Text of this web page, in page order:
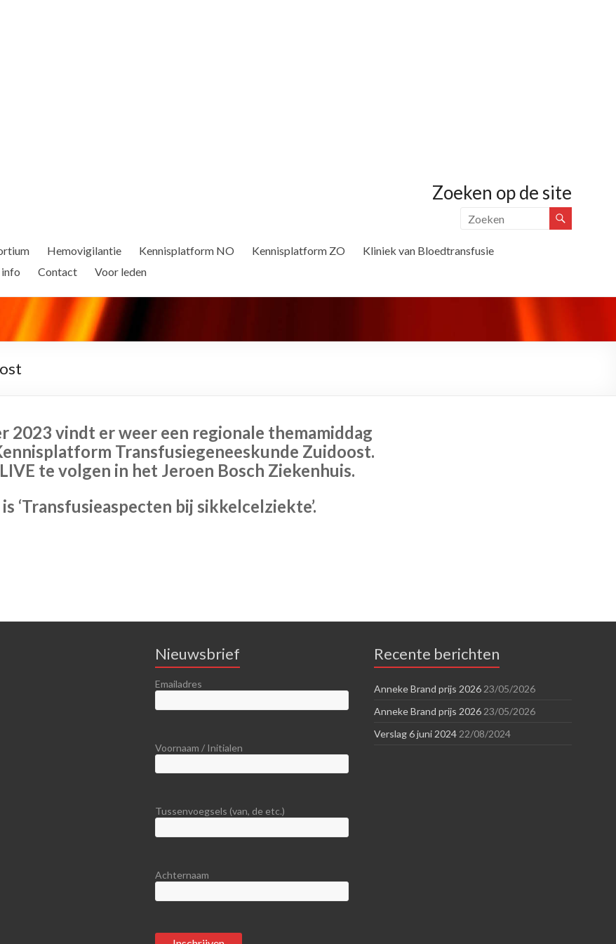
Zoeken op de site
Hemovigilantie Kennisplatform NO Kennisplatform ZO
Kliniek van Bloedtransfusie
Contact Voor leden
2023 vindt er weer een regionale themamiddag
Transfusiegeneeskunde Zuidoost.
te volgen in het Jeroen Bosch Ziekenhuis.
‘Transfusieaspecten bij sikkelcelziekte’.
Nieuwsbrief
Emailadres
Voornaam / Initialen
Tussenvoegsels (van, de etc.)
Achternaam
Recente berichten
Anneke Brand prijs 2026 23/05/2026
Anneke Brand prijs 2026 23/05/2026
Verslag 6 juni 2024 22/08/2024